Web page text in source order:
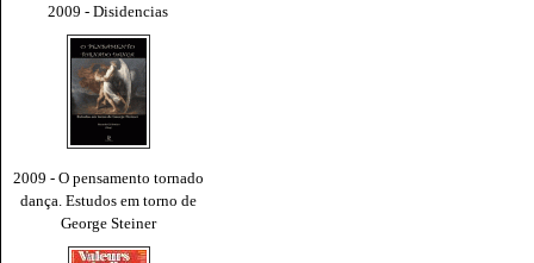
2009 - Disidencias
2009 - O pensamento tornado
dança. Estudos em torno de
George Steiner